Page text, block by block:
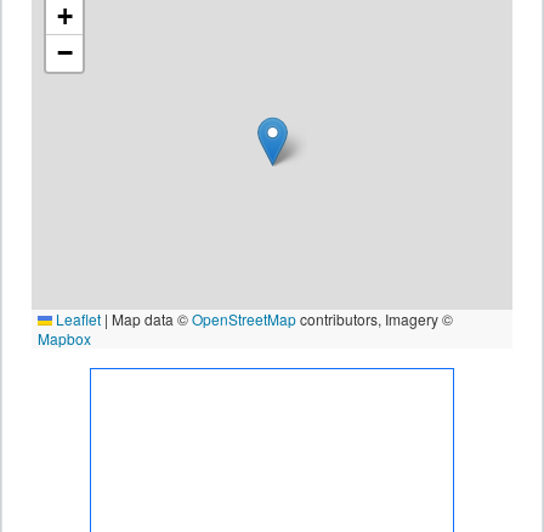
+
−
Leaflet | Map data ©OpenStreetMapcontributors, Imagery ©
Mapbox